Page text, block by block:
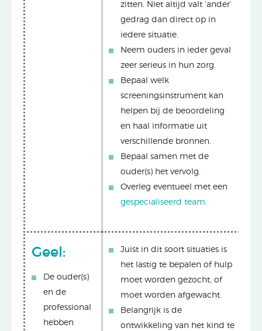
zitten. Niet altijd valt ‘ander’
gedrag dan direct op in
iedere situatie.
Neem ouders in ieder geval
zeer serieus in hun zorg.
Bepaal welk
screeningsinstrument kan
helpen bij de beoordeling
en haal informatie uit
verschillende bronnen.
Bepaal samen met de
ouder(s) het vervolg.
Overleg eventueel met een
gespecialiseerd team.
Geel:
De ouder(s)
en de
professional
hebben
Juist in dit soort situaties is
het lastig te bepalen of hulp
moet worden gezocht, of
moet worden afgewacht.
Belangrijk is de
ontwikkeling van het kind te